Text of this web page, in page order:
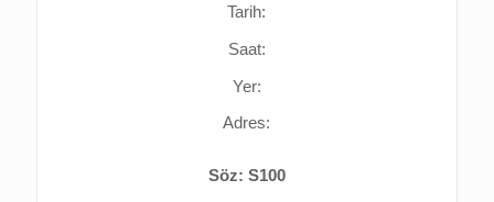
Tarih:
Saat:
Yer:
Adres:
Söz: S100